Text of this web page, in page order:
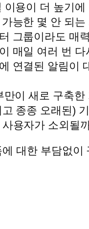
이용이 더 높기
능한 몇 안 되
그룹이라도 매
매일 여러 번
연결된 알림이
이 새로 구축
종종 오래된)
용자가 소외될
대한 부담없